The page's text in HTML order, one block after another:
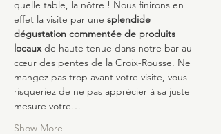
quelle table, la nôtre ! Nous finirons en
effet la visite par une splendide
dégustation commentée de produits
locaux de haute tenue dans notre bar au
cœur des pentes de la Croix-Rousse. Ne
mangez pas trop avant votre visite, vous
risqueriez de ne pas apprécier à sa juste
mesure votre…
Show More